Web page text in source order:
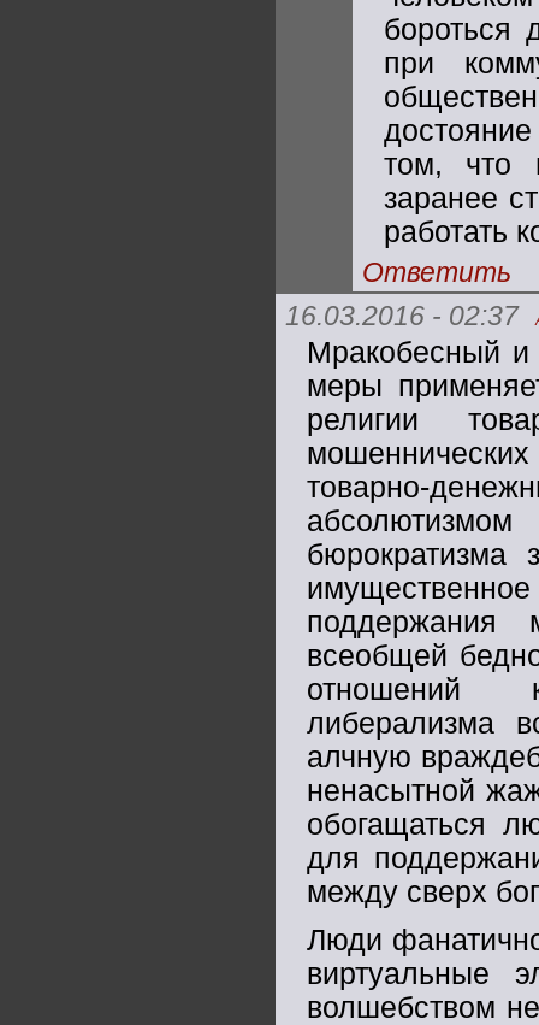
бороться
при
том, что
заранее
работать
Ответить
16.03.2016 - 02:37
Мракобесный и
меры
религии
товарно-
абсолютизмом
бюрократизма
поддержания
всеобщей
отношений
либерализма
алчную
ненасытной
обогащаться
для
между сверх
Люди
виртуальные
волшебством